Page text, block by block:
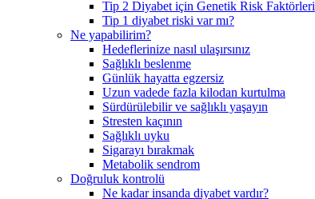
Tip 2 Diyabet için Genetik Risk Faktörleri
Tip 1 diyabet riski var mı?
Ne yapabilirim?
Hedeflerinize nasıl ulaşırsınız
Sağlıklı beslenme
Günlük hayatta egzersiz
Uzun vadede fazla kilodan kurtulma
Sürdürülebilir ve sağlıklı yaşayın
Stresten kaçının
Sağlıklı uyku
Sigarayı bırakmak
Metabolik sendrom
Doğruluk kontrolü
Ne kadar insanda diyabet vardır?